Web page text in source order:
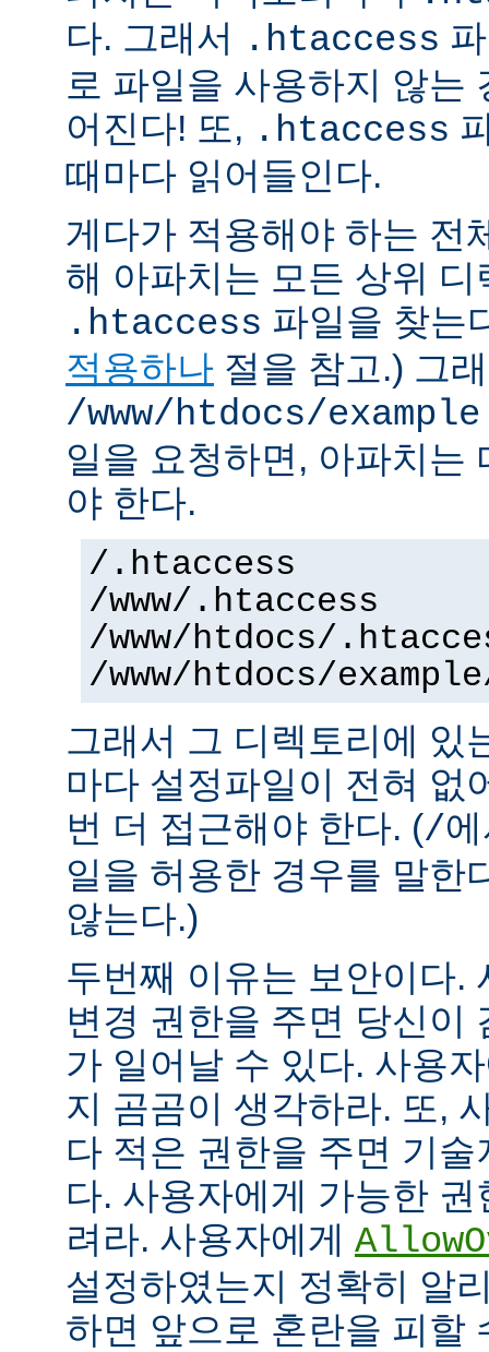
다. 그래서 .htaccess
로 파일을 사용하지 않는
어진다! 또, .htaccess
때마다 읽어들인다.
게다가 적용해야 하는 전
해 아파치는 모든 상위 디
.htaccess 파일을 찾는
적용하나 절을 참고.) 그
/www/htdocs/example
일을 요청하면, 아파치는
야 한다.
/.htaccess
/www/.htaccess
/www/htdocs/
/www/htdocs/
그래서 그 디렉토리에 있
마다 설정파일이 전혀 없
번 더 접근해야 한다. (/
일을 허용한 경우를 말한
않는다.)
두번째 이유는 보안이다.
변경 권한을 주면 당신이
가 일어날 수 있다. 사용
지 곰곰이 생각하라. 또,
다 적은 권한을 주면 기
다. 사용자에게 가능한
려라. 사용자에게
설정하였는지 정확히 알
하면 앞으로 혼란을 피할